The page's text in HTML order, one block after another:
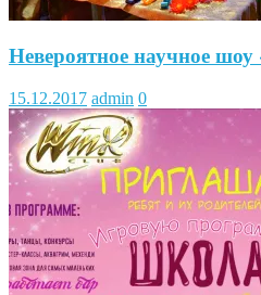
Невероятное научное
15.12.2017 admin 0